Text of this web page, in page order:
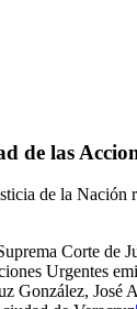
las
de la Nación
Corte
Urgentes
González,